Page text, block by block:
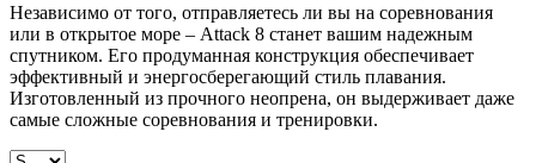
Независимо от того, отправляетесь ли вы на соревнования
или в открытое море – Attack 8 станет вашим надежным
спутником. Его продуманная конструкция обеспечивает
эффективный и энергосберегающий стиль плавания.
Изготовленный из прочного неопрена, он выдерживает даже
самые сложные соревнования и тренировки.